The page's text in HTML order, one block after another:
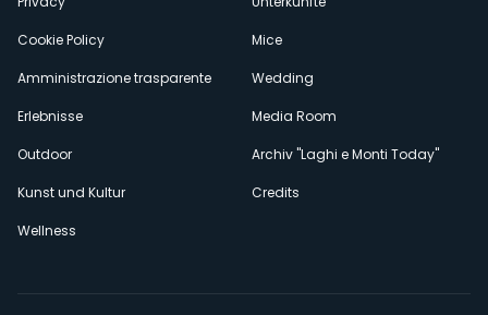
Cookie Policy
Amministrazione trasparente
Erlebnisse
Outdoor
Kunst und Kultur
Wellness
Mice
Wedding
Media Room
Archiv "Laghi e Monti Today"
Credits